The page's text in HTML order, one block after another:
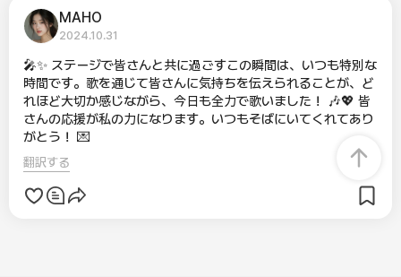
MAHO
2024.10.31
🎤✨ ステージで皆さんと共に過ごすこの瞬間は、いつも特別な
時間です。歌を通じて皆さんに気持ちを伝えられることが、ど
れほど大切か感じながら、今日も全力で歌いました！ 🎶💖 皆
さんの応援が私の力になります。いつもそばにいてくれてあり
がとう！ 💌
翻訳する